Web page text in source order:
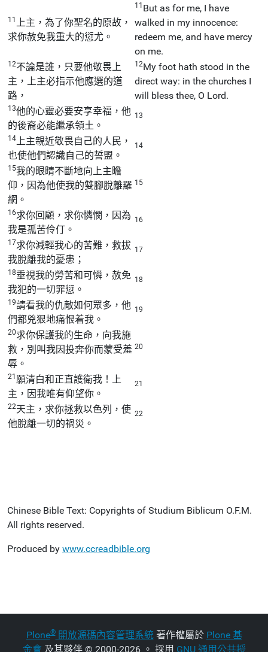
11
上主，為了你聖名的原故，
求你赦免我重大的愆尤。
11 But as for me, I have
walked in my innocence:
redeem me, and have mercy
on me.
12不論是誰，只要他敬畏上
主，上主必指示他應選的道
路，
12My foot hath stood in the
direct way: in the churches I
will bless thee, O Lord.
13他的心靈必要安享幸福，他
的後裔必能繼承領土。
13
14 上主親近敬畏自己的人民，
也使他們認識自己的誓盟。
14
15我的眼睛不斷地向上主瞻
仰，因為他使我的雙腳脫離羅
網。
15
16求你回顧，求你憐憫，因為
我是孤苦伶仃。
16
17求你減輕我心的苦難，救拔
我脫離我的憂患；
17
18垂視我的勞苦和可憐，赦免
我犯的一切罪愆。
18
19請看我的仇敵如何眾多，他
們都兇狠地痛恨着我。
19
20求你保護我的生命，向我施
救，別叫我因投奔你而蒙受羞
辱。
20
21 願清白和正直護衛我！上
主，因我唯有仰望你。
21
22天主，求你拯救以色列，使
他脫離一切的禍災。
22
Chinese Bible Text: Copyrights of Studium Biblicum O.F.M.
All rights reserved.
Produced by www.ccreadbible.org
Plone®開放源碼內容管理系統著作權屬於 Plone 基
金會及其夥伴 © 2000-2026 。 採用 GNU 通用公共授